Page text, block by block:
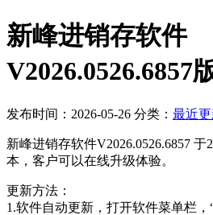
新峰进销存软件
V2026.0526.6857
发布时间：2026-05-26 分类： 最近
新峰进销存软件V2026.0526.6857 于
本，客户可以在线升级体验。
更新方法：
1.软件自动更新，打开软件菜单栏，